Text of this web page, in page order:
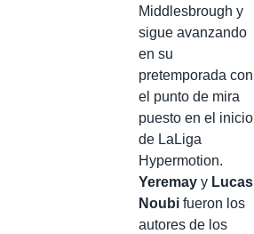
Middlesbrough y
sigue avanzando
en su
pretemporada con
el punto de mira
puesto en el inicio
de LaLiga
Hypermotion.
Yeremay y Lucas
Noubi fueron los
autores de los